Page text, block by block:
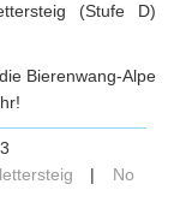
(Stufe D)
Bierenwang-Alpe
| No